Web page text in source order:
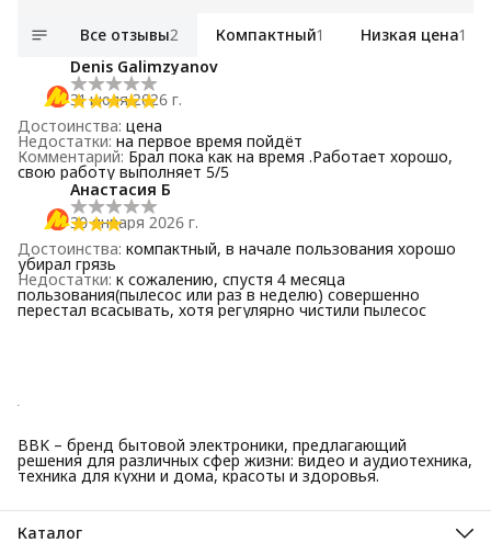
Все отзывы2 Компактный1 Низкая цена1
Denis Galimzyanov
31 июля 2026 г.
Достоинства: цена
Недостатки: на первое время пойдёт
Комментарий: Брал пока как на время .Работает хорошо,
свою работу выполняет 5/5
Анастасия Б
30 января 2026 г.
Достоинства: компактный, в начале пользования хорошо
убирал грязь
Недостатки: к сожалению, спустя 4 месяца
пользования(пылесос или раз в неделю) совершенно
перестал всасывать, хотя регулярно чистили пылесос
BBK – бренд бытовой электроники, предлагающий
решения для различных сфер жизни: видео и аудиотехника,
техника для кухни и дома, красоты и здоровья.
Каталог